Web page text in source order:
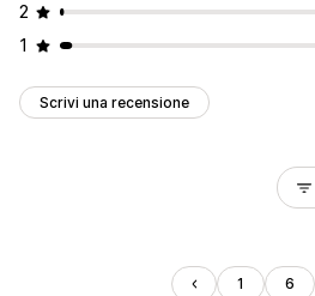
2
1
Scrivi una recensione
1 6